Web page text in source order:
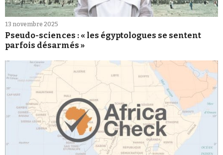
13 novembre 2025
Pseudo-sciences : « les égyptologues se sentent
parfois désarmés »